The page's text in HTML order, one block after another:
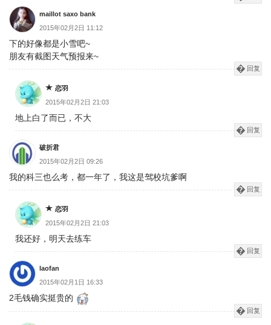
maillot saxo bank
2015年02月2日 11:12
下的好像都是小雪吧~
朋友有截图天气预报来~
回复
恋羽
2015年02月2日 21:03
地上白了而已，不大
回复
破折君
2015年02月2日 09:26
我的科三也么考，都一年了，我这是驾校坑爹啊
回复
恋羽
2015年02月2日 21:03
我还好，明天去练车
回复
laofan
2015年02月1日 16:33
2毛钱确实挺贵的
回复